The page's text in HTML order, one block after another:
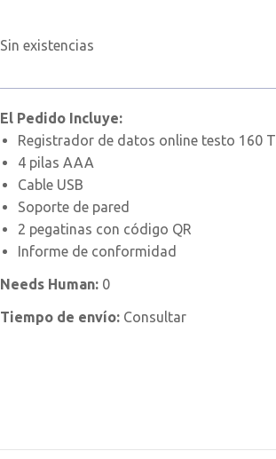
Sin existencias
El Pedido Incluye:
Registrador de datos online testo 160 T
4 pilas AAA
Cable USB
Soporte de pared
2 pegatinas con código QR
Informe de conformidad
Needs Human: 0
Tiempo de envío: Consultar